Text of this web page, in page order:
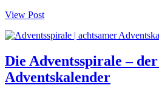
View Post
Die Adventsspirale –
Adventskalender